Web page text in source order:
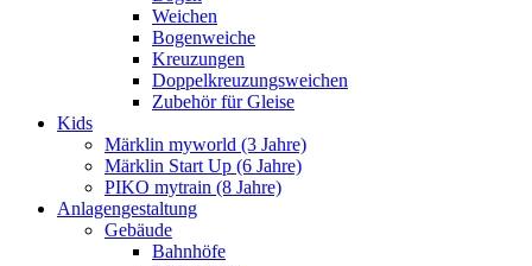
Weichen
Bogenweiche
Kreuzungen
Doppelkreuzungsweichen
Zubehör für Gleise
Kids
Märklin myworld (3 Jahre)
Märklin Start Up (6 Jahre)
PIKO mytrain (8 Jahre)
Anlagengestaltung
Gebäude
Bahnhöfe